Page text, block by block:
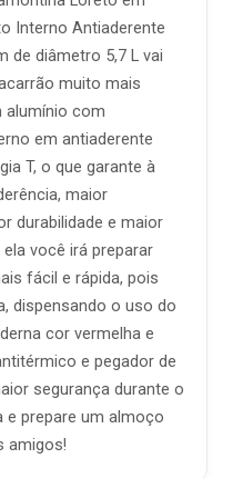
Interno Antiaderente
de diâmetro 5,7 L vai
muito mais
alumínio com
em antiaderente
T, o que garante à
maior
durabilidade e maior
você irá preparar
fácil e rápida, pois
dispensando o uso do
cor vermelha e
e pegador de
segurança durante o
e prepare um almoço
amigos!